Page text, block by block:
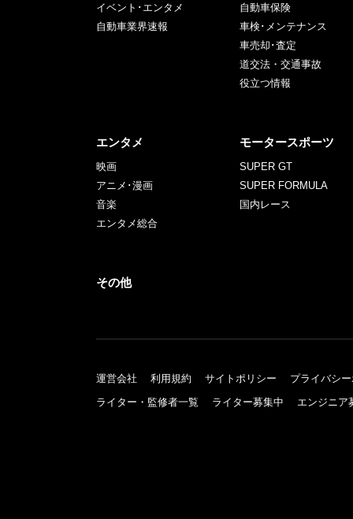
イベント･エンタメ
自動車業界速報
自動車保険
車検･メンテナンス
車売却･査定
道交法・交通事故
役立つ情報
エンタメ
映画
アニメ･漫画
音楽
エンタメ総合
モータースポーツ
SUPER GT
SUPER FORMULA
国内レース
その他
運営会社 利用規約 サイトポリシー
プライバシ
ライター・監修者一覧
ライター募集中 エンジニア